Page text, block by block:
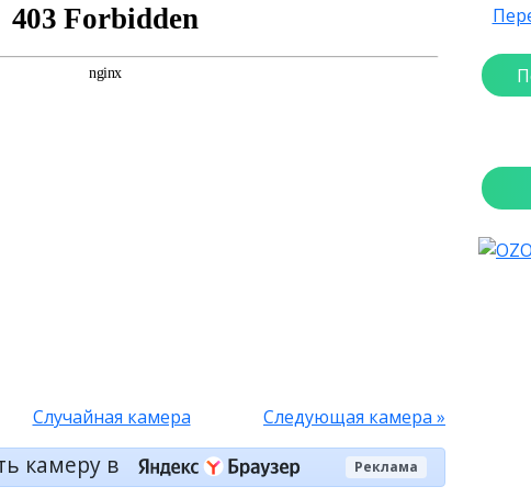
Случайная камера Следующая камера »
камеру в Реклама